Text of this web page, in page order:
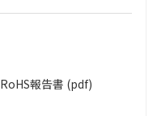
RoHS報告書 (pdf)